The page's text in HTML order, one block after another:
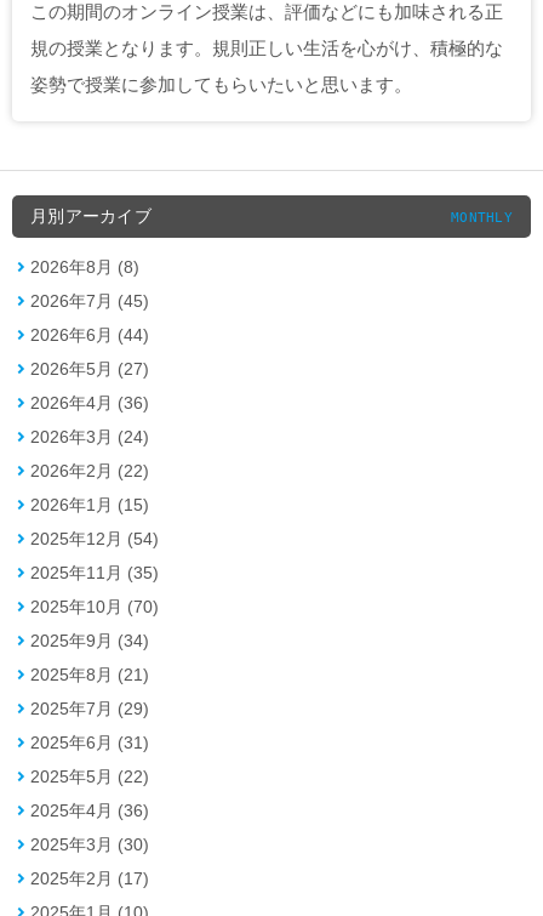
この期間のオンライン授業は、評価などにも加味される正
規の授業となります。規則正しい生活を心がけ、積極的な
姿勢で授業に参加してもらいたいと思います。
月別アーカイブ MONTHLY
2026年8月 (8)
2026年7月 (45)
2026年6月 (44)
2026年5月 (27)
2026年4月 (36)
2026年3月 (24)
2026年2月 (22)
2026年1月 (15)
2025年12月 (54)
2025年11月 (35)
2025年10月 (70)
2025年9月 (34)
2025年8月 (21)
2025年7月 (29)
2025年6月 (31)
2025年5月 (22)
2025年4月 (36)
2025年3月 (30)
2025年2月 (17)